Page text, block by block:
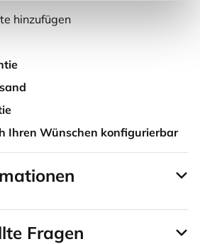
hinzufügen
Ihren Wünschen konfigurierbar
Fragen